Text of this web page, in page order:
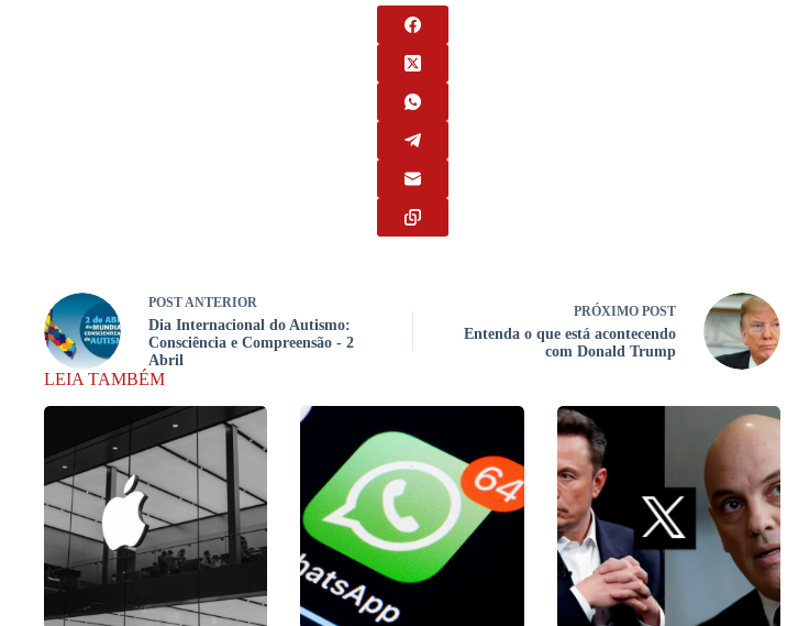
POSTANTERIOR
Dia Internacional do Autismo:
Consciência e Compreensão - 2
Abril
PRÓXIMO POST
Entenda o que está acontecendo
com Donald Trump
LEIA TAMBÉM